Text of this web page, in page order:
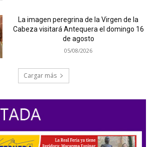
La imagen peregrina de la Virgen de la
Cabeza visitará Antequera el domingo 16
de agosto
05/08/2026
Cargar más